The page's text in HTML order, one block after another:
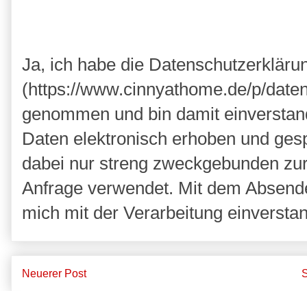
Ja, ich habe die
(https://www.cinnyathome.de/p/
genommen und bin damit
Daten elektronisch erhoben und
dabei nur streng zweckgebunden
Anfrage verwendet. Mit dem
mich mit der Verarbeitung
Neuerer Post